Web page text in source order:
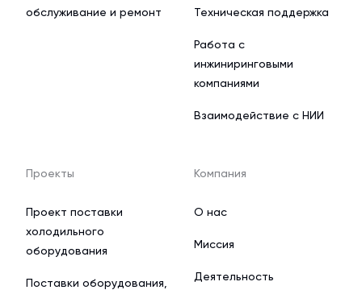
обслуживание и ремонт
Техническая поддержка
Работа с
инжиниринговыми
компаниями
Взаимодействие с НИИ
Проекты
Проект поставки
холодильного
оборудования
Поставки оборудования,
Компания
О нас
Миссия
Деятельность